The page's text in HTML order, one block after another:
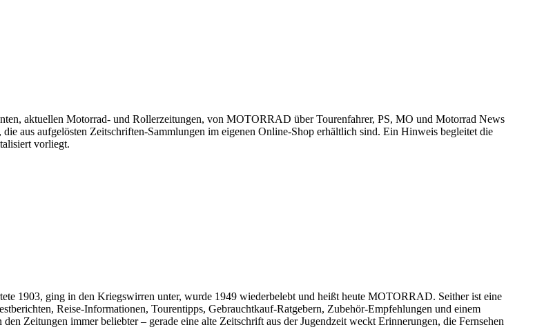
aktuellen Motorrad- und Rollerzeitungen, von MOTORRAD über Tourenfahrer, PS, MO und Motorrad News
aus aufgelösten Zeitschriften-Sammlungen im eigenen Online-Shop erhältlich sind. Ein Hinweis begleitet die
vorliegt.
1903, ging in den Kriegswirren unter, wurde 1949 wiederbelebt und heißt heute MOTORRAD. Seither ist eine
Reise-Informationen, Tourentipps, Gebrauchtkauf-Ratgebern, Zubehör-Empfehlungen und einem
Zeitungen immer beliebter – gerade eine alte Zeitschrift aus der Jugendzeit weckt Erinnerungen, die Fernsehen